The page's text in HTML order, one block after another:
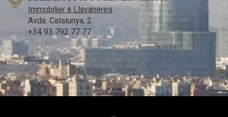
Immobilier à Llavaneres
Avda. Catalunya, 2
+34 93 792 77 77